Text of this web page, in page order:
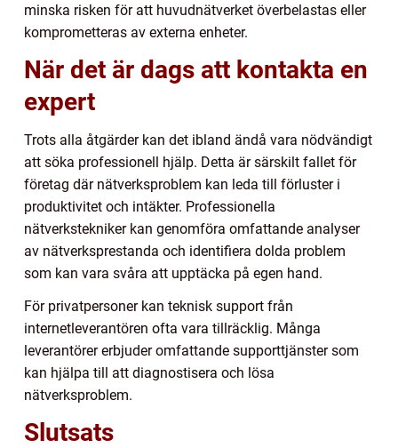
minska risken för att huvudnätverket överbelastas eller
komprometteras av externa enheter.
När det är dags att kontakta en
expert
Trots alla åtgärder kan det ibland ändå vara nödvändigt
att söka professionell hjälp. Detta är särskilt fallet för
företag där nätverksproblem kan leda till förluster i
produktivitet och intäkter. Professionella
nätverkstekniker kan genomföra omfattande analyser
av nätverksprestanda och identifiera dolda problem
som kan vara svåra att upptäcka på egen hand.
För privatpersoner kan teknisk support från
internetleverantören ofta vara tillräcklig. Många
leverantörer erbjuder omfattande supporttjänster som
kan hjälpa till att diagnostisera och lösa
nätverksproblem.
Slutsats